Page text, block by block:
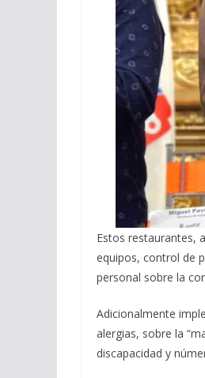
Estos restaurantes,
equipos, control de
personal sobre la
Adicionalmente
alergias, sobre la
discapacidad y